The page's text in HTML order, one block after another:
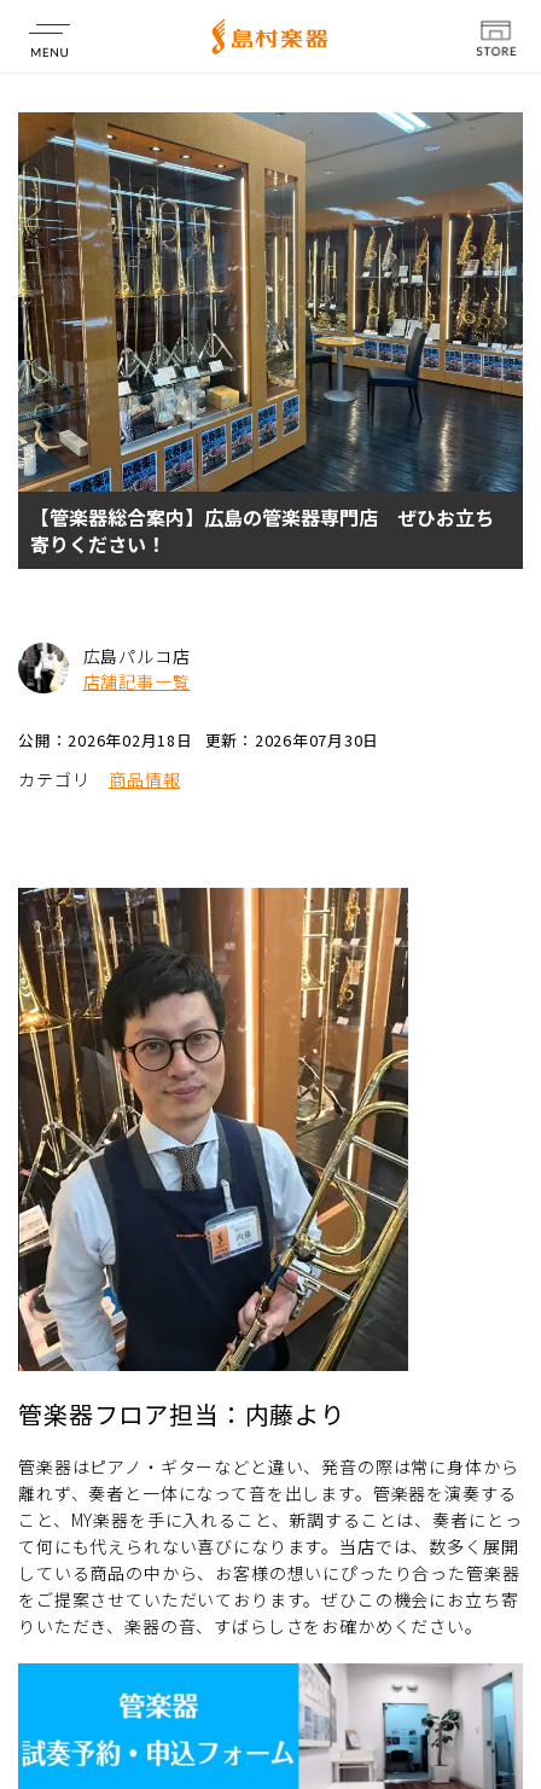
店舗情報
【管楽器総合案内】広島の管楽器専門店 ぜひお立ち
寄りください！
広島パルコ店
店舗記事一覧
公開：2026年02月18日 更新：2026年07月30日
カテゴリ 商品情報
管楽器フロア担当：内藤より
管楽器はピアノ・ギターなどと違い、発音の際は常に身体から
離れず、奏者と一体になって音を出します。管楽器を演奏する
こと、MY楽器を手に入れること、新調することは、奏者にとっ
て何にも代えられない喜びになります。当店では、数多く展開
している商品の中から、お客様の想いにぴったり合った管楽器
をご提案させていただいております。ぜひこの機会にお立ち寄
りいただき、楽器の音、すばらしさをお確かめください。